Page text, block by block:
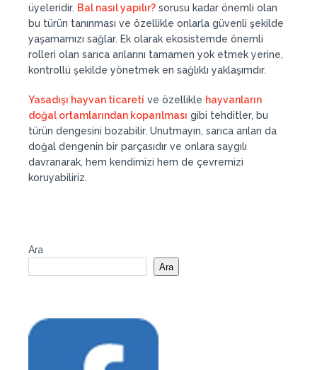
üyeleridir. Bal nasıl yapılır? sorusu kadar önemli olan
bu türün tanınması ve özellikle onlarla güvenli şekilde
yaşamamızı sağlar. Ek olarak ekosistemde önemli
rolleri olan sarıca arılarını tamamen yok etmek yerine,
kontrollü şekilde yönetmek en sağlıklı yaklaşımdır.
Yasadışı hayvan ticareti ve özellikle hayvanların
doğal ortamlarından koparılması gibi tehditler, bu
türün dengesini bozabilir. Unutmayın, sarıca arıları da
doğal dengenin bir parçasıdır ve onlara saygılı
davranarak, hem kendimizi hem de çevremizi
koruyabiliriz.
Ara
Ara